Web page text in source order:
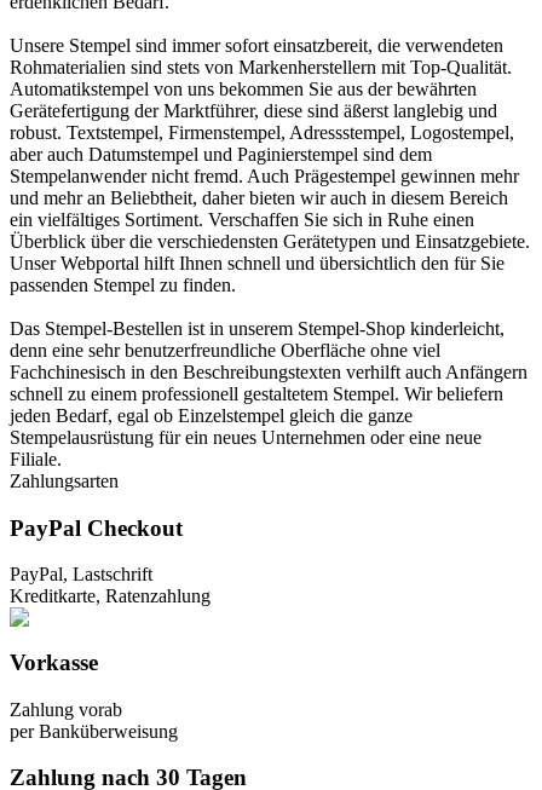
Unsere Stempel sind immer sofort einsatzbereit, die verwendeten
Rohmaterialien sind stets von Markenherstellern mit Top-Qualität.
Automatikstempel von uns bekommen Sie aus der bewährten
Gerätefertigung der Marktführer, diese sind äßerst langlebig und
robust. Textstempel, Firmenstempel, Adressstempel, Logostempel,
aber auch Datumstempel und Paginierstempel sind dem
Stempelanwender nicht fremd. Auch Prägestempel gewinnen mehr
und mehr an Beliebtheit, daher bieten wir auch in diesem Bereich
ein vielfältiges Sortiment. Verschaffen Sie sich in Ruhe einen
Überblick über die verschiedensten Gerätetypen und Einsatzgebiete.
Unser Webportal hilft Ihnen schnell und übersichtlich den für Sie
passenden Stempel zu finden.
Das Stempel-Bestellen ist in unserem Stempel-Shop kinderleicht,
denn eine sehr benutzerfreundliche Oberfläche ohne viel
Fachchinesisch in den Beschreibungstexten verhilft auch Anfängern
schnell zu einem professionell gestaltetem Stempel. Wir beliefern
jeden Bedarf, egal ob Einzelstempel gleich die ganze
Stempelausrüstung für ein neues Unternehmen oder eine neue
Filiale.
Zahlungsarten
PayPal Checkout
PayPal, Lastschrift
Kreditkarte, Ratenzahlung
Vorkasse
Zahlung vorab
per Banküberweisung
Zahlung nach 30 Tagen